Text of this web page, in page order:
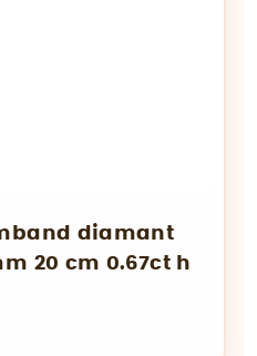
diamant
20 cm 0.67ct h